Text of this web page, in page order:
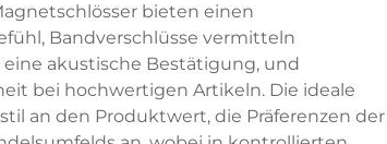
bieten einen
Bandverschlüsse vermitteln
akustische Bestätigung, und
bei hochwertigen Artikeln. Die ideale
an den Produktwert, die Präferenzen der